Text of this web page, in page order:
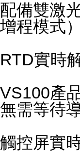
配備雙激
增程模式）
RTD實時
VS100產
無需等待
觸控屏實